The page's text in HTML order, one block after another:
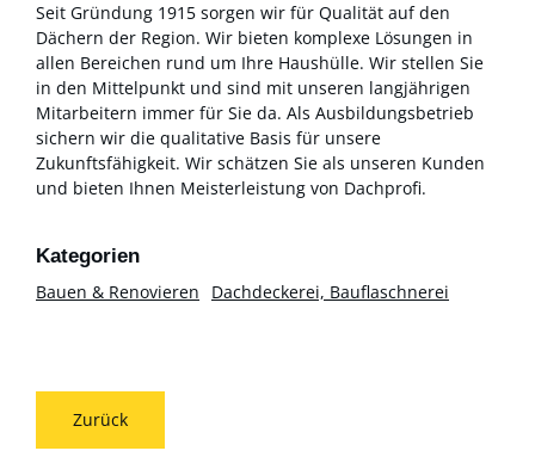
Seit Gründung 1915 sorgen wir für Qualität auf den
Dächern der Region. Wir bieten komplexe Lösungen in
allen Bereichen rund um Ihre Haushülle. Wir stellen Sie
in den Mittelpunkt und sind mit unseren langjährigen
Mitarbeitern immer für Sie da. Als Ausbildungsbetrieb
sichern wir die qualitative Basis für unsere
Zukunftsfähigkeit. Wir schätzen Sie als unseren Kunden
und bieten Ihnen Meisterleistung von Dachprofi.
Bauen & Renovieren Dachdeckerei, Bauflaschnerei
Zurück